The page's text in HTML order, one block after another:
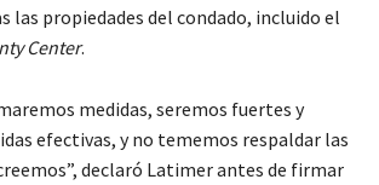
las propiedades del condado, incluido el
Center.
medidas, seremos fuertes y
efectivas, y no tememos respaldar las
declaró Latimer antes de firmar